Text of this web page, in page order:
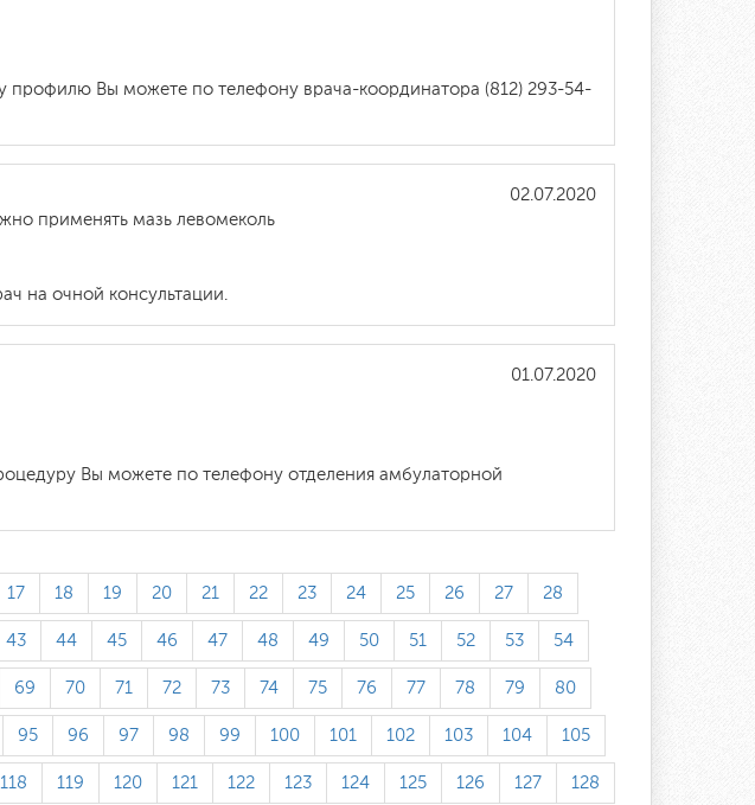
профилю Вы можете по телефону врача-координатора (812) 293-54-
02.07.2020
применять мазь левомеколь
на очной консультации.
01.07.2020
Вы можете по телефону отделения амбулаторной
17 18 19 20 21 22 23 24 25 26 27 28
43 44 45 46 47 48 49 50 51 52 53 54
69 70 71 72 73 74 75 76 77 78 79 80
95 96 97 98 99 100 101 102 103 104 105
118 119 120 121 122 123 124 125 126 127 128